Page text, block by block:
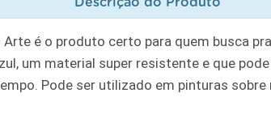
Arte é o produto certo para quem busca
um material super resistente e que
Pode ser utilizado em pinturas sobre